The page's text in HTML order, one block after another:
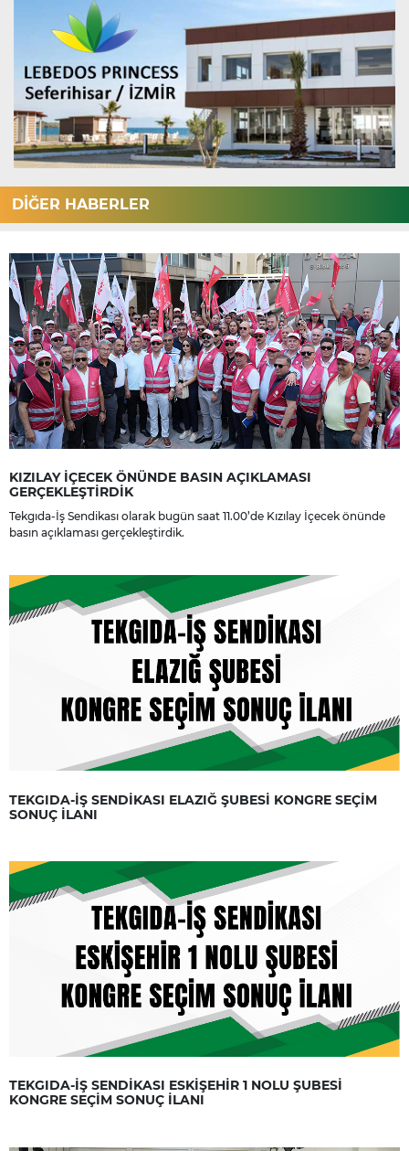
DİĞER HABERLER
KIZILAY İÇECEK ÖNÜNDE BASIN AÇIKLAMASI
GERÇEKLEŞTİRDİK
Tekgıda-İş Sendikası olarak bugün saat 11.00’de Kızılay İçecek önünde
basın açıklaması gerçekleştirdik.
TEKGIDA-İŞ SENDİKASI ELAZIĞ ŞUBESİ KONGRE SEÇİM
SONUÇ İLANI
TEKGIDA-İŞ SENDİKASI ESKİŞEHİR 1 NOLU ŞUBESİ
KONGRE SEÇİM SONUÇ İLANI